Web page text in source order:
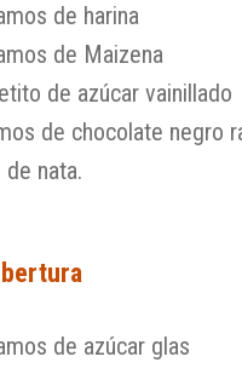
de harina
de Maizena
de azúcar vainillado
de chocolate negro
nata.
de azúcar glas